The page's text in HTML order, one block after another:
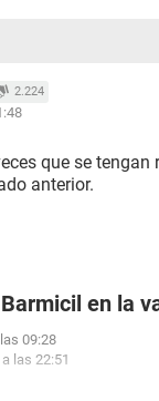
2.224
que se tengan
anterior.
en la
09:28
las 22:51